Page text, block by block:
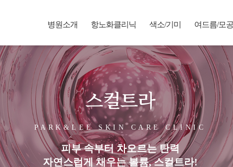
병원소개 항노화클리닉 색소/기미 여드름/모공
스컬트라
PARK&LEE SKIN CARE CLINIC
피부 속부터 차오르는 탄력
자연스럽게 채우는 볼륨, 스컬트라!